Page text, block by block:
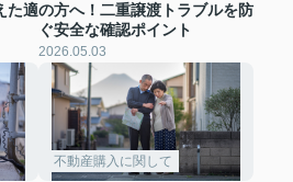
た適の方へ！二重譲渡トラブルを防
ぐ安全な確認ポイント
2026.05.03
不動産購入に関して